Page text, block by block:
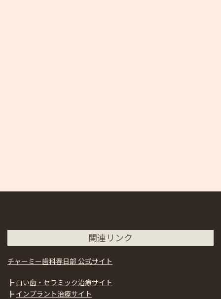
関連リンク
チャーミー歯科春日部 公式サイト
┣ 白い歯・セラミック治療サイト
┣ インプラント治療サイト